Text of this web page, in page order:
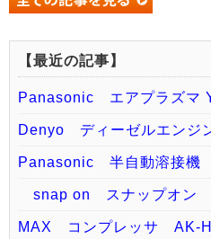
【最近の記事】
Panasonic エアプラズマ
Denyo ディーゼルエン
Panasonic 半自動溶接機
snap on スナップオン
MAX コンプレッサ AK-